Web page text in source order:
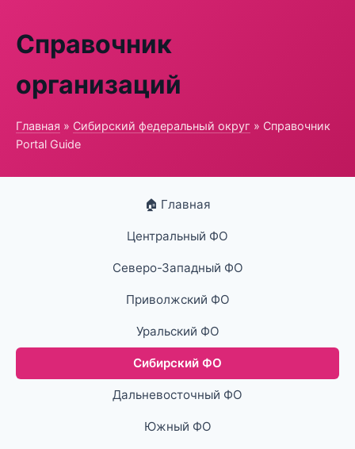
Справочник
организаций
Главная » Сибирский федеральный округ » Справочник
Portal Guide
🏠 Главная
Центральный ФО
Северо-Западный ФО
Приволжский ФО
Уральский ФО
Сибирский ФО
Дальневосточный ФО
Южный ФО